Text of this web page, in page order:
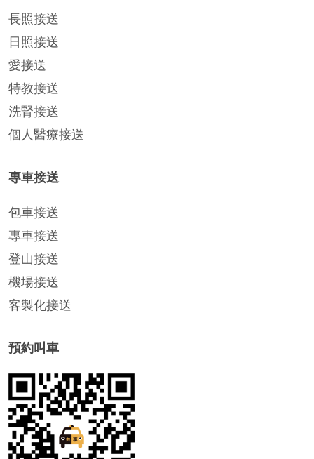
長照接送
日照接送
愛接送
特教接送
洗腎接送
個人醫療接送
專車接送
包車接送
專車接送
登山接送
機場接送
客製化接送
預約叫車